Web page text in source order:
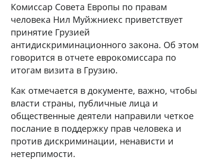
Комиссар Совета Европы по правам
человека Нил Муйжниекс приветствует
принятие Грузией
антидискриминационного закона. Об этом
говорится в отчете еврокомиссара по
итогам визита в Грузию.
Как отмечается в документе, важно, чтобы
власти страны, публичные лица и
общественные деятели направили четкое
послание в поддержку прав человека и
против дискриминации, ненависти и
нетерпимости.